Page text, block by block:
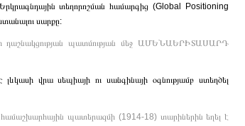
տեղորոշման համարգից (Global Positioning
սարքը:
պատմության մեջ ԱՄԵՆԱԵՐԻՏԱՍԱՐԴ
վրա սեպիայի ու սանգինայի օգնությամբ ստեղծել
պատերազմի (1914-18) տարիներին եղել է